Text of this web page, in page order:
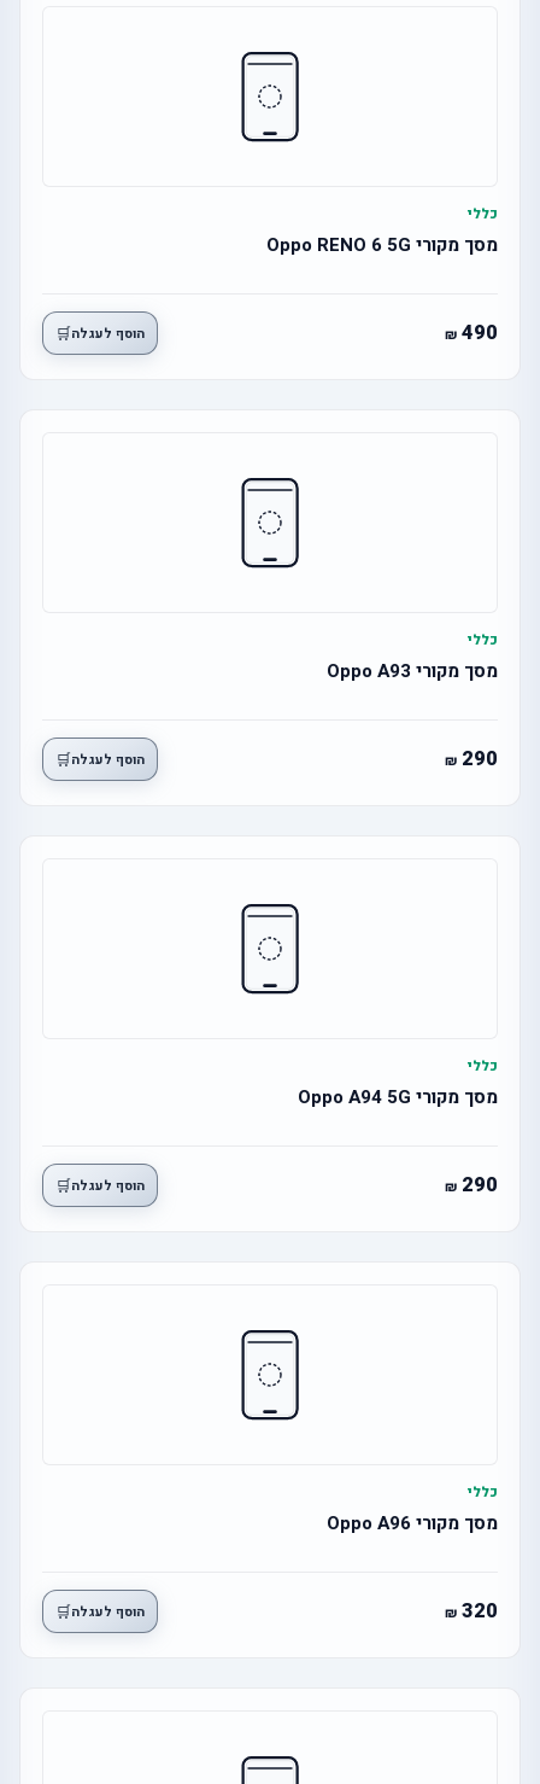
כללי
מסך מקורי Oppo RENO 6 5G
490 הוסף לעגלה🛒
כללי
מסך מקורי Oppo A93
290 הוסף לעגלה🛒
כללי
מסך מקורי Oppo A94 5G
290 הוסף לעגלה🛒
כללי
מסך מקורי Oppo A96
320 הוסף לעגלה🛒